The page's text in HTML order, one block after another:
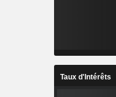
Taux d'Intérêts